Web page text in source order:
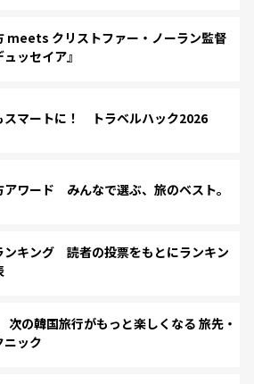
meets クリストファー・ノーラン監督
ッセイア』
スマートに！ トラベルハック2026
アワード みんなで選ぶ、旅のベスト。
ンキング 読者の投票をもとにランキン
の韓国旅行がもっと楽しくなる 旅先・
ニック